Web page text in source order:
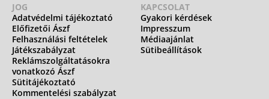
JOG
Adatvédelmi tájékoztató
Előfizetői Ászf
Felhasználási feltételek
Játékszabályzat
Reklámszolgáltatásokra
vonatkozó Ászf
Sütitájékoztató
Kommentelési szabályzat
KAPCSOLAT
Gyakori kérdések
Impresszum
Médiaajánlat
Sütibeállítások